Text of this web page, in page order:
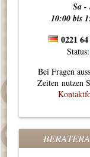
Sa -
10:00 bis
0221 64
Status:
Bei Fragen
Zeiten nutzen